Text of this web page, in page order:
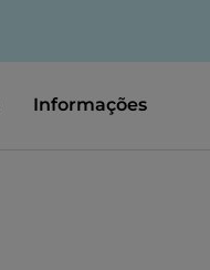
Informações